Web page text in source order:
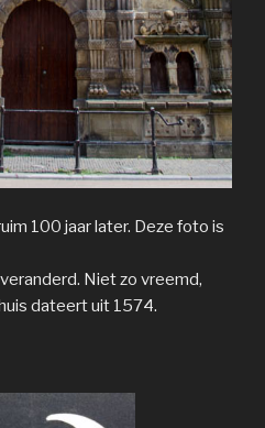
100 jaar later. Deze foto is
Niet zo vreemd,
dateert uit 1574.